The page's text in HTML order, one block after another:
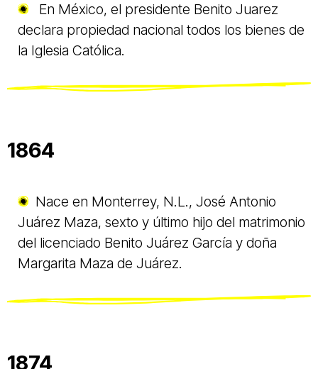
En México, el presidente Benito Juarez
declara propiedad nacional todos los bienes de
la Iglesia Católica.
1864
Nace en Monterrey, N.L., José Antonio
Juárez Maza, sexto y último hijo del matrimonio
del licenciado Benito Juárez García y doña
Margarita Maza de Juárez.
1874